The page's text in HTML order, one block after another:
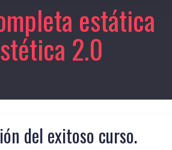
estática
2.0
del exitoso curso.